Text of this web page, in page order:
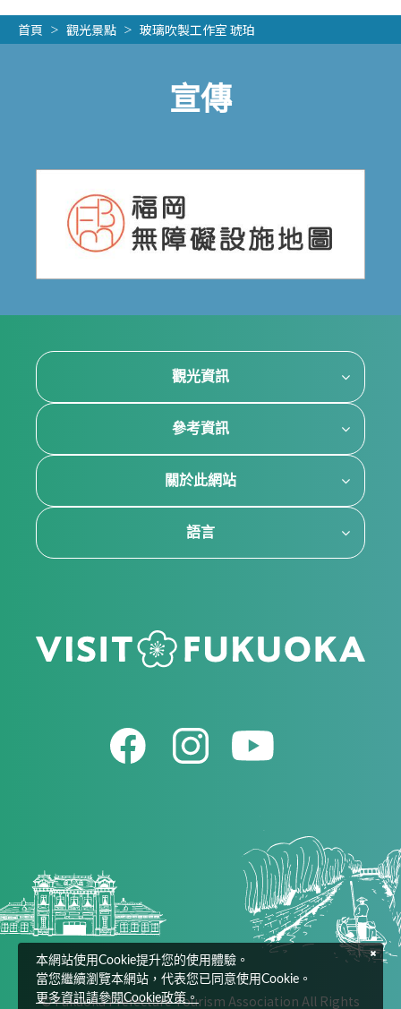
首頁 觀光景點 玻璃吹製工作室 琥珀
宣傳
觀光資訊
參考資訊
關於此網站
語言
© Fukuoka Prefecture Tourism Association All Rights
本網站使用Cookie提升您的使用體驗。
當您繼續瀏覽本網站，代表您已同意使用Cookie。
更多資訊請參閱Cookie政策。